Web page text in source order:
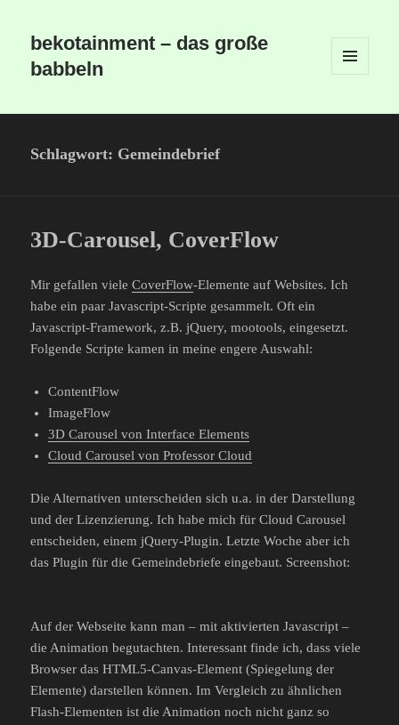
bekotainment – das große
babbeln
Schlagwort: Gemeindebrief
3D-Carousel, CoverFlow
Mir gefallen vieleCoverFlow-Elemente auf Websites. Ich
habe ein paar Javascript-Scripte gesammelt. Oft ein
Javascript-Framework, z.B. jQuery, mootools, eingesetzt.
Folgende Scripte kamen in meine engere Auswahl:
ContentFlow
ImageFlow
3D Carousel von Interface Elements
Cloud Carousel von Professor Cloud
Die Alternativen unterscheiden sich u.a. in der Darstellung
und der Lizenzierung. Ich habe mich für Cloud Carousel
entscheiden, einem jQuery-Plugin. Letzte Woche aber ich
das Plugin für die Gemeindebriefe eingebaut. Screenshot:
Auf der Webseite kann man – mit aktivierten Javascript –
die Animation begutachten. Interessant finde ich, dass viele
Browser das HTML5-Canvas-Element (Spiegelung der
Elemente) darstellen können. Im Vergleich zu ähnlichen
Flash-Elementen ist die Animation noch nicht ganz so